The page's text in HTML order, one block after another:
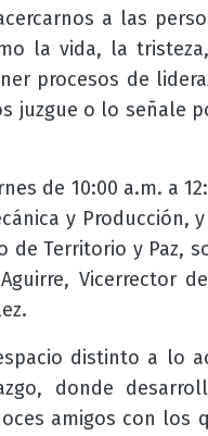
a las
la vida, la
procesos de
juzgue o lo señale
de 10:00 a.m. a
y Producción,
Territorio y Paz,
Vicerrector
distinto a lo
donde
amigos con los